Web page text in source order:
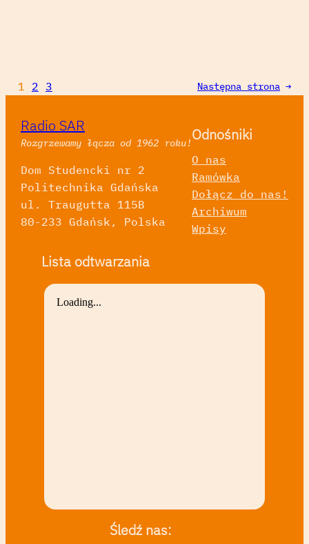
1 2 3 Następna strona →
Radio SAR
Rozgrzewamy łącza od 1962 roku!
Dom Studencki nr 2
Politechnika Gdańska
ul. Traugutta 115B
80-233 Gdańsk, Polska
Odnośniki
O nas
Ramówka
Dołącz do nas!
Archiwum
Wpisy
Lista odtwarzania
Śledź nas: